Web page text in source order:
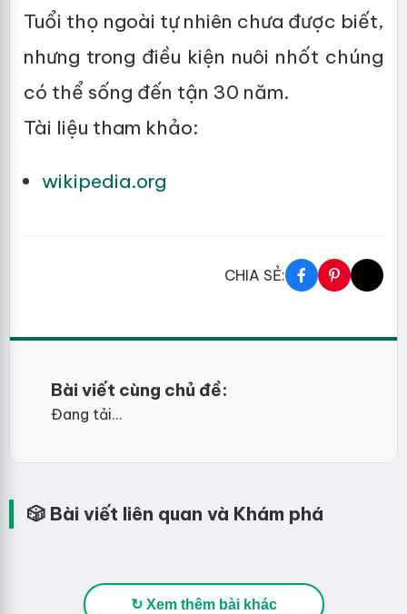
Tuổi thọ ngoài tự nhiên chưa được biết,
nhưng trong điều kiện nuôi nhốt chúng
có thể sống đến tận 30 năm.
Tài liệu tham khảo:
wikipedia.org
CHIA SẺ:
Bài viết cùng chủ đề:
Đang tải...
🎲 Bài viết liên quan và Khám phá
↻ Xem thêm bài khác